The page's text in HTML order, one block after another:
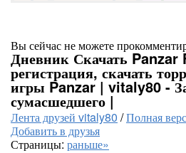
Вы сейчас не можете
Дневник Скачать
регистрация, скачать
игры Panzar | vitaly80 -
сумасшедшего |
Лента друзей vitaly80 /Полная
Добавить в друзья
Страницы: раньше»